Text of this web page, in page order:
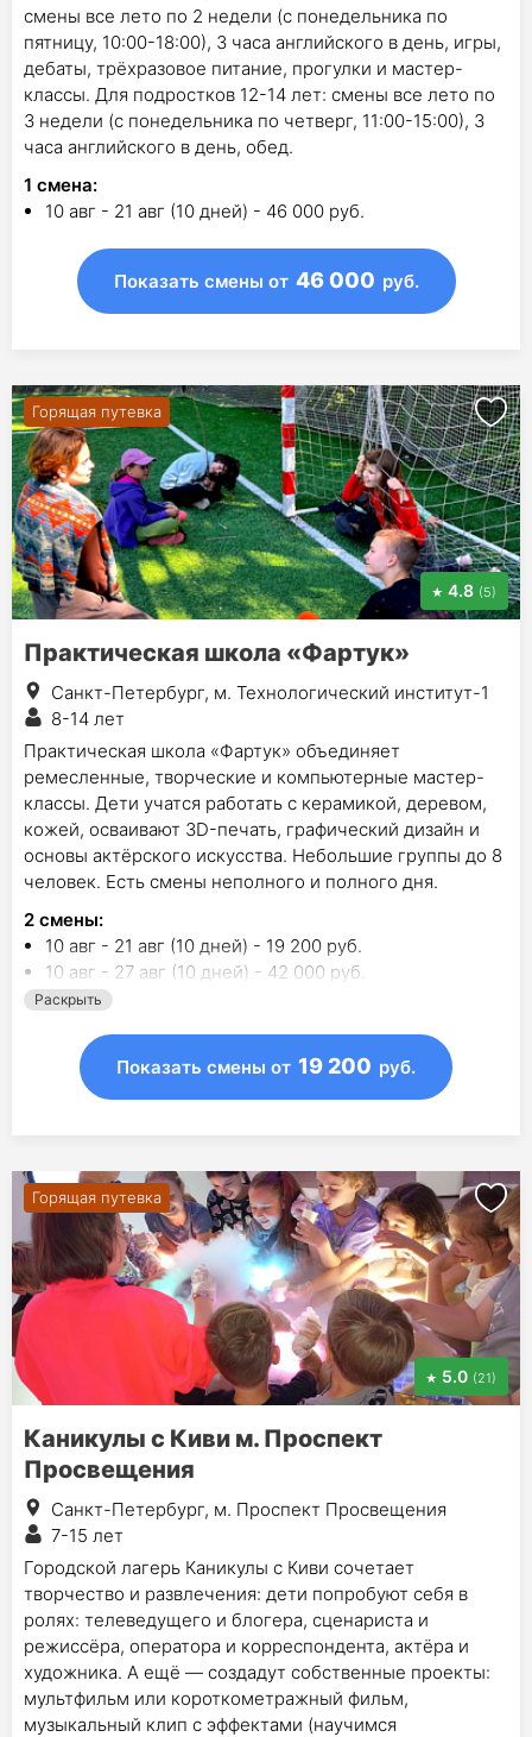
смены все лето по 2 недели (с понедельника по
пятницу, 10:00-18:00), 3 часа английского в день, игры,
дебаты, трёхразовое питание, прогулки и мастер-
классы. Для подростков 12-14 лет: смены все лето по
3 недели (с понедельника по четверг, 11:00-15:00), 3
часа английского в день, обед.
1 смена:
10 авг - 21 авг (10 дней) - 46 000 руб.
Показать смены от 46 000 руб.
Горящая путевка
4.8 (5)
Практическая школа «Фартук»
Санкт-Петербург, м. Технологический институт-1
8-14 лет
Практическая школа «Фартук» объединяет
ремесленные, творческие и компьютерные мастер-
классы. Дети учатся работать с керамикой, деревом,
кожей, осваивают 3D-печать, графический дизайн и
основы актёрского искусства. Небольшие группы до 8
человек. Есть смены неполного и полного дня.
2 смены:
10 авг - 21 авг (10 дней) - 19 200 руб.
10 авг - 27 авг (10 дней) - 42 000 руб.
Раскрыть
Показать смены от 19 200 руб.
Горящая путевка
5.0 (21)
Каникулы с Киви м. Проспект
Просвещения
Санкт-Петербург, м. Проспект Просвещения
7-15 лет
Городской лагерь Каникулы с Киви сочетает
творчество и развлечения: дети попробуют себя в
ролях: телеведущего и блогера, сценариста и
режиссёра, оператора и корреспондента, актёра и
художника. А ещё — создадут собственные проекты:
мультфильм или короткометражный фильм,
музыкальный клип с эффектами (научимся